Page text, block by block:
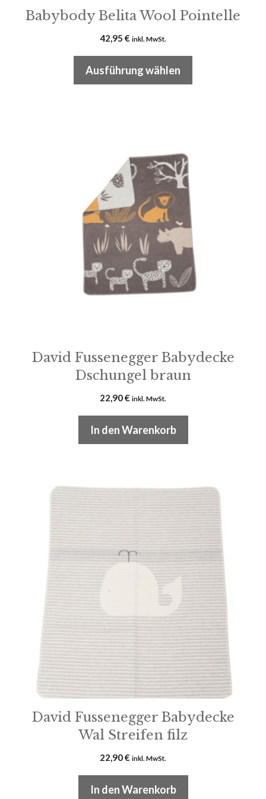
Babybody Belita Wool Pointelle
42,95 € inkl. MwSt.
Ausführung wählen
David Fussenegger Babydecke
Dschungel braun
22,90€ inkl. MwSt.
In den Warenkorb
David Fussenegger Babydecke
Wal Streifen filz
22,90€ inkl. MwSt.
In den Warenkorb